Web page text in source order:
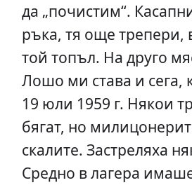
да „почистим“.
ръка, тя още трепери,
той топъл. На друго
Лошо ми става и сега,
19 юли 1959 г. Някои
бягат, но
скалите. Застреляха
Средно в лагера